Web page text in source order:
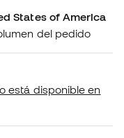
States of America
del pedido
está disponible en